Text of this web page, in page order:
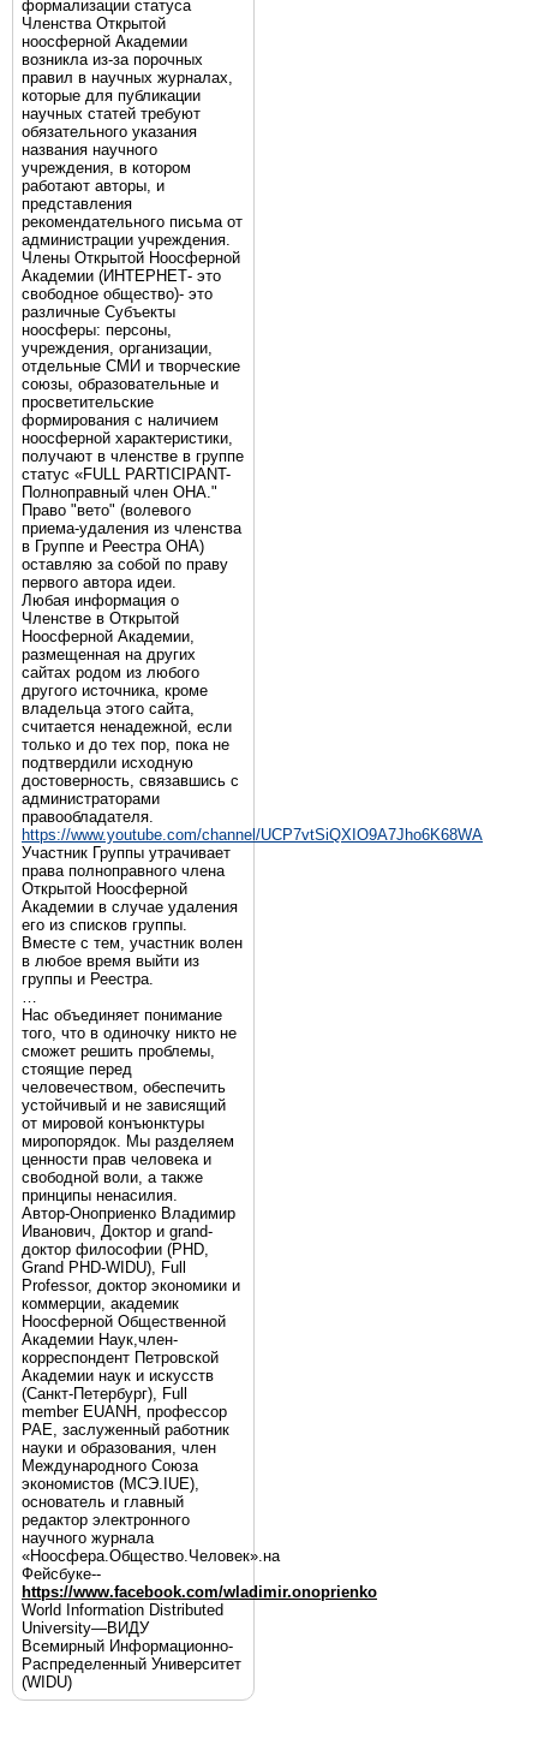
формализации статуса
Членства Открытой
ноосферной Академии
возникла из-за порочных
правил в научных журналах,
которые для публикации
научных статей требуют
обязательного указания
названия научного
учреждения, в котором
работают авторы, и
представления
рекомендательного письма от
администрации учреждения.
Члены Открытой Ноосферной
Академии (ИНТЕРНЕТ- это
свободное общество)- это
различные Субъекты
ноосферы: персоны,
учреждения, организации,
отдельные СМИ и творческие
союзы, образовательные и
просветительские
формирования с наличием
ноосферной характеристики,
получают в членстве в группе
статус «FULL PARTICIPANT-
Полноправный член ОНА."
Право "вето" (волевого
приема-удаления из членства
в Группе и Реестра ОНА)
оставляю за собой по праву
первого автора идеи.
Любая информация о
Членстве в Открытой
Ноосферной Академии,
размещенная на других
сайтах родом из любого
другого источника, кроме
владельца этого сайта,
считается ненадежной, если
только и до тех пор, пока не
подтвердили исходную
достоверность, связавшись с
администраторами
правообладателя.
https://www.youtube.com/channel/UCP7vtSiQXIO9A7Jho6K68WA
Участник Группы утрачивает
права полноправного члена
Открытой Ноосферной
Академии в случае удаления
его из списков группы.
Вместе с тем, участник волен
в любое время выйти из
группы и Реестра.
…
Нас объединяет понимание
того, что в одиночку никто не
сможет решить проблемы,
стоящие перед
человечеством, обеспечить
устойчивый и не зависящий
от мировой конъюнктуры
миропорядок. Мы разделяем
ценности прав человека и
свободной воли, а также
принципы ненасилия.
Автор-Оноприенко Владимир
Иванович, Доктор и grand-
доктор философии (PHD,
Grand PHD-WIDU), Full
Professor, доктор экономики и
коммерции, академик
Ноосферной Общественной
Академии Наук,член-
корреспондент Петровской
Академии наук и искусств
(Санкт-Петербург), Full
member EUANH, профессор
РАЕ, заслуженный работник
науки и образования, член
Международного Союза
экономистов (МСЭ.IUE),
основатель и главный
редактор электронного
научного журнала
«Ноосфера.Общество.Человек».на
Фейсбуке--
https://www.facebook.com/wladimir.onoprienko
World Information Distributed
University—ВИДУ
Всемирный Информационно-
Распределенный Университет
(WIDU)